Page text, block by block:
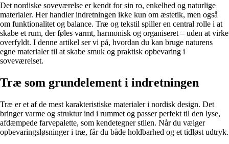
Det nordiske soveværelse er kendt for sin ro, enkelhed og naturlige
materialer. Her handler indretningen ikke kun om æstetik, men også
om funktionalitet og balance. Træ og tekstil spiller en central rolle i at
skabe et rum, der føles varmt, harmonisk og organiseret – uden at virke
overfyldt. I denne artikel ser vi på, hvordan du kan bruge naturens
egne materialer til at skabe smuk og praktisk opbevaring i
soveværelset.
Træ som grundelement i indretningen
Træ er et af de mest karakteristiske materialer i nordisk design. Det
bringer varme og struktur ind i rummet og passer perfekt til den lyse,
afdæmpede farvepalette, som kendetegner stilen. Når du vælger
opbevaringsløsninger i træ, får du både holdbarhed og et tidløst udtryk.